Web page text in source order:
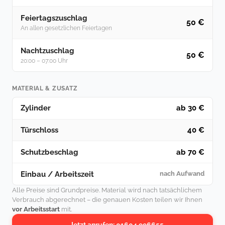
Feiertagszuschlag
An allen gesetzlichen Feiertagen
50 €
Nachtzuschlag
20:00 – 07:00 Uhr
50 €
MATERIAL & ZUSATZ
Zylinder ab 30 €
Türschloss 40 €
Schutzbeschlag ab 70 €
Einbau / Arbeitszeit nach Aufwand
Alle Preise sind Grundpreise. Material wird nach tatsächlichem
Verbrauch abgerechnet – die genauen Kosten teilen wir Ihnen
vor Arbeitsstart mit.